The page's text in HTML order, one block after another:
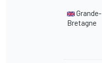
Grande-
Bretagne